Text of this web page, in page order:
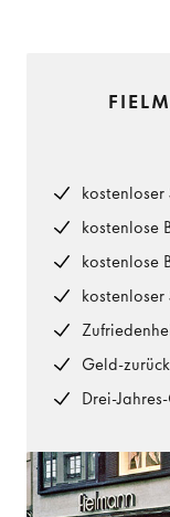
kostenloser
kostenlose
kostenlose
kostenloser
Geld-
Drei-